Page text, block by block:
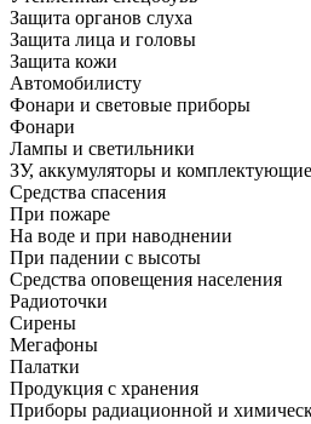
Защита органов слуха
Защита лица и головы
Защита кожи
Автомобилисту
Фонари и световые приборы
Фонари
Лампы и светильники
ЗУ, аккумуляторы и комплектующие
Средства спасения
При пожаре
На воде и при наводнении
При падении с высоты
Средства оповещения населения
Радиоточки
Сирены
Мегафоны
Палатки
Продукция с хранения
Приборы радиационной и